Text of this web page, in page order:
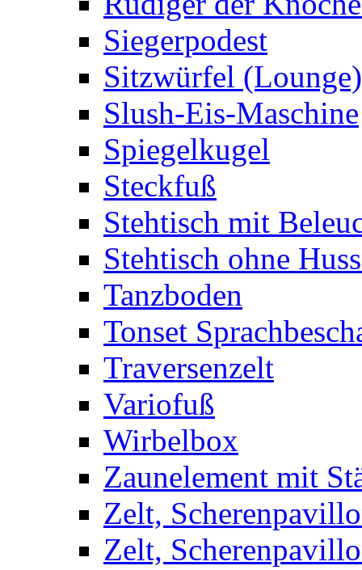
Siegerpodest
Sitzwürfel (Lounge)
Slush-Eis-Maschine
Spiegelkugel
Steckfuß
Stehtisch mit
Stehtisch ohne
Tanzboden
Tonset
Traversenzelt
Variofuß
Wirbelbox
Zaunelement mit
Zelt,
Zelt,